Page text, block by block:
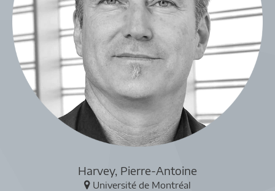
Harvey, Pierre-Antoine
Université de Montréal